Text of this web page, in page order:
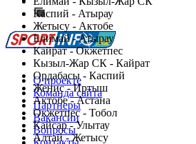
Каспий - Атырау
Жетысу - Актобе
Елимай - Атырау
Кайрат - Окжетпес
Кызыл-Жар СК - Кайрат
Ордабасы - Каспий
Женис - Иртыш
Актобе - Астана
Окжетпес - Тобол
Кайсар - Улытау
Алтай - Жетысу
Перейти на старый сайт
О проекте
Команда сайта
Партнеры
Вакансии
Вопросы